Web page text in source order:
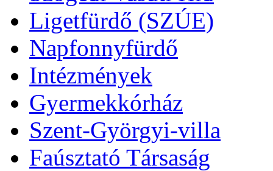
Ligetfürdő (SZÚE)
Napfonnyfürdő
Intézmények
Gyermekkórház
Szent-Györgyi-villa
Faúsztató Társaság